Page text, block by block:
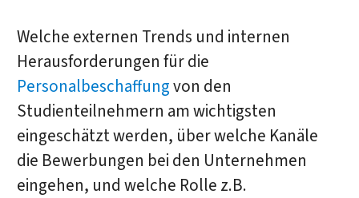
Welche externen Trends und internen
Herausforderungen für die
Personalbeschaffungvon den
Studienteilnehmern am wichtigsten
eingeschätzt werden, über welche Kanäle
die Bewerbungen bei den Unternehmen
eingehen, und welche Rolle z.B.